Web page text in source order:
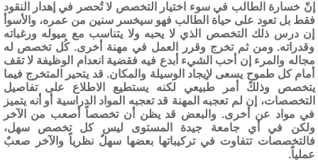
إنّ خسارة الطالب في سوء اختيار التخصص لا تُحصر في إهدار النقود
فقط بل تعود على حياة الطالب فهو سيخسر سنين من عمره، والأسوأ
إن درس ذلك التخصص الذي لا يحبه ولا يتناسب مع ميوله ورغباته
وقدراته. ومن ثم تخرج وقرر العمل في مهنة أخرى. كُل تخصص له
مجاله والمرء إن أحب الشيء أبدع فيه فقضية انعدام الوظيفة لا تقف
أمام كل طموحٍ يسعى لإيجاد الوسيلة والمكان. قد يتحير المتخرج فيما
يتخصص وذلك أمر طبيعي لكنه يستطيع الاطلاع على تفاصيل
التخصصات، إن لم تعجبه المهنة قد تعجبه المواد الدراسية أو أنه يتميز
في مواد عن أخرى. والبعض قد يظن أن تخصصاً أصعب من الآخر
ولكن في أي جامعة جيدة المستوى ليس كل تخصص سهل،
فالتخصصات تتفاوت في تركيباتها بعضها سهلٌ نظرياً والآخر صعبٌ
عملياً.